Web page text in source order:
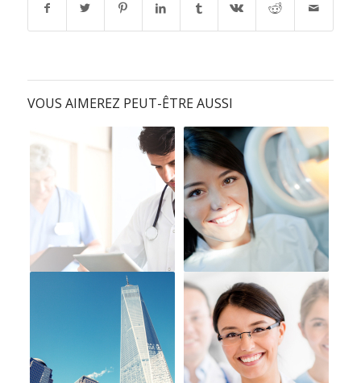
VOUS AIMEREZ PEUT-ÊTRE AUSSI